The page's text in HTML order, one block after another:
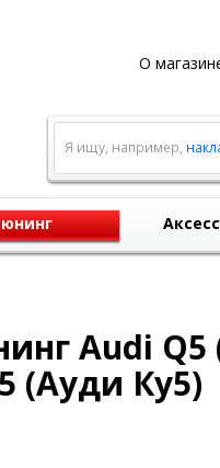
О
Я ищу, например,
Audi Q5
(Ауди Ку5)